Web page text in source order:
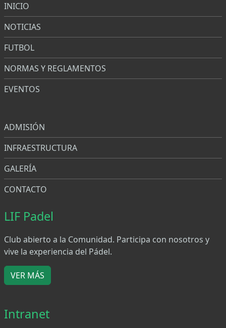
INICIO
NOTICIAS
FUTBOL
NORMAS Y REGLAMENTOS
EVENTOS
ADMISIÓN
INFRAESTRUCTURA
GALERÍA
CONTACTO
LIF Padel
Club abierto a la Comunidad. Participa con nosotros y
vive la experiencia del Pádel.
VER MÁS
Intranet